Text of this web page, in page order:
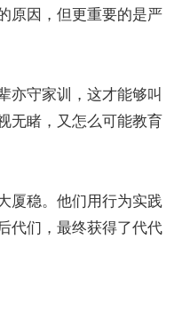
原因，但更重要的是严
亦守家训，这才能够叫
无睹，又怎么可能教育
厦稳。他们用行为实践
代们，最终获得了代代